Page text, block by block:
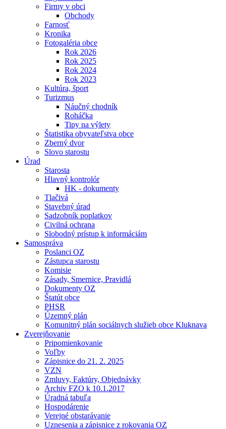
Firmy v obci
Obchody
Farnosť
Kronika
Fotogaléria obce
Rok 2026
Rok 2025
Rok 2024
Rok 2023
Kultúra, šport
Turizmus
Náučný chodník
Roháčka
Tipy na výlety
Štatistika obyvateľstva obce
Zberný dvor
Slovo starostu
Úrad
Starosta
Hlavný kontrolór
HK - dokumenty
Tlačivá
Stavebný úrad
Sadzobník poplatkov
Civilná ochrana
Slobodný prístup k informáciám
Samospráva
Poslanci OZ
Zástupca starostu
Komisie
Zásady, Smernice, Pravidlá
Dokumenty OZ
Štatút obce
PHSR
Územný plán
Komunitný plán sociálnych služieb obce Kluknava
Zverejňovanie
Pripomienkovanie
Voľby
Zápisnice do 21. 2. 2025
VZN
Zmluvy, Faktúry, Objednávky
Archiv FZO k 10.1.2017
Úradná tabuľa
Hospodárenie
Verejné obstarávanie
Uznesenia a zápisnice z rokovania OZ